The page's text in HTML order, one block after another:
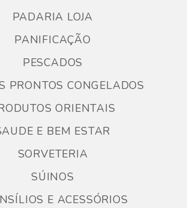
PADARIA LOJA
PANIFICAÇÃO
PESCADOS
PRONTOS CONGELADOS
ORIENTAIS
E BEM ESTAR
SORVETERIA
SÚINOS
E ACESSÓRIOS